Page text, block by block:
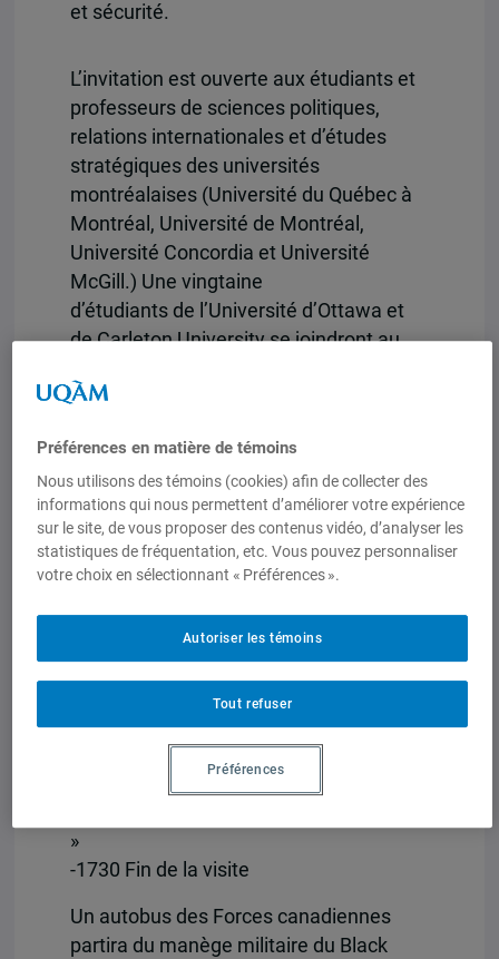
et sécurité.
L’invitation est ouverte aux étudiants et
professeurs de sciences politiques,
relations internationales et d’études
stratégiques des universités
montréalaises (Université du Québec à
Montréal, Université de Montréal,
Université Concordia et Université
McGill.) Une vingtaine
d’étudiants de l’Université d’Ottawa et
de Carleton University se joindront au
-1015 Arrivé des participants au QGDN
-1020 Mot de bienvenue
-1030 « Introduction au QGDN »
-1130 « Politique de défense »
-1300 « Opérations » (domestiques,
internationales et opérations courantes)
-1345 Pause santé
-1400 « La défense du Continent nord-
américain» -1500 Visite du Centre de
»
-1730 Fin de la visite
Un autobus des Forces canadiennes
partira du manège militaire du Black
Préférences en matière de témoins
Nous utilisons des témoins (cookies) afin de collecter des
informations qui nous permettent d’améliorer votre expérience
sur le site, de vous proposer des contenus vidéo, d’analyser les
statistiques de fréquentation, etc. Vous pouvez personnaliser
votre choix en sélectionnant « Préférences ».
Tout refuser
Autoriser les témoins
Préférences